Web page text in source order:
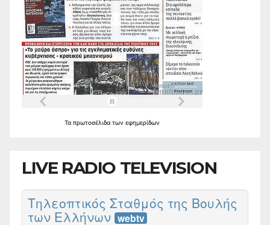
Τα πρωτοσέλιδα των εφημερίδων
LIVE RADIO TELEVISION